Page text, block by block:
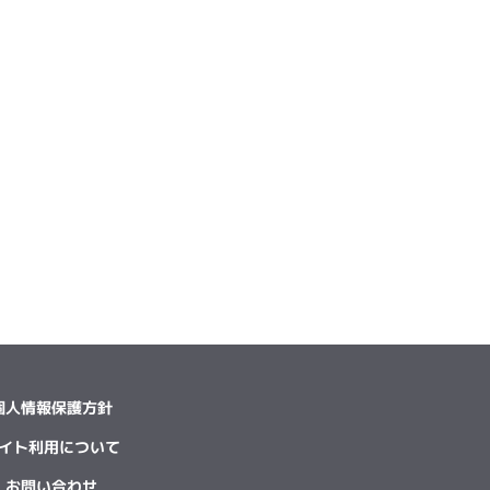
人情報保護方針
ト利用について
お問い合わせ